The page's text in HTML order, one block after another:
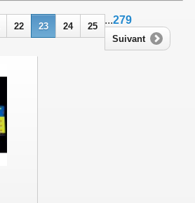
22 23 24 25
...279
Suivant